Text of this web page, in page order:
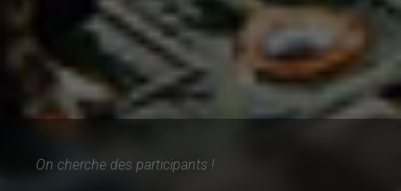
On cherche des participants !